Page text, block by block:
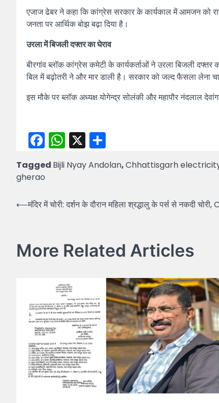
एजाज ढेबर ने कहा कि कांग्रेस सरकार के कार्यकाल में आमजन को
जनता पर आर्थिक बोझ बढ़ा दिया है।
उरला में बिजली दफ्तर का घेराव
बीरगांव ब्लॉक कांग्रेस कमेटी के कार्यकर्ताओं ने उरला बिजली दफ्तर
बिल में बढ़ोतरी ने और मार डाली है। सरकार को जल्द फैसला लेना
इस मौके पर ब्लॉक अध्यक्ष योगेन्द्र सोलंकी और महापौर नंदलाल
Facebook
WhatsApp
X
Tagged Bijli Nyay Andolan,Chhattisgarh
gherao
Post
⟵मंदिर में चोरी: दर्शन के दौरान महिला श्रद्धालु के पर्स से नकदी
More Related Articles